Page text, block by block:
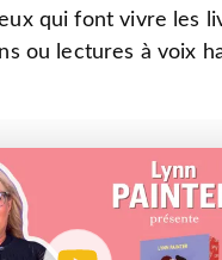
qui font vivre
ou lectures à voix